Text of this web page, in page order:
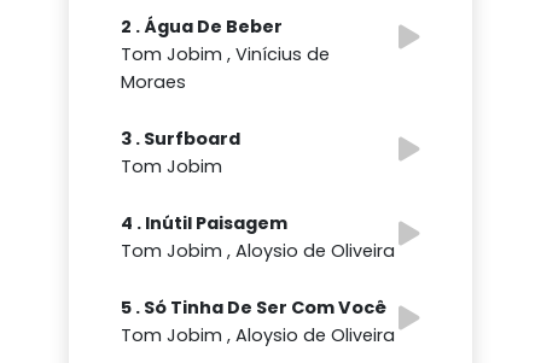
2 . Água De Beber
Tom Jobim , Vinícius de
Moraes
3 . Surfboard
Tom Jobim
4 . Inútil Paisagem
Tom Jobim , Aloysio de Oliveira
5 . Só Tinha De Ser Com Você
Tom Jobim , Aloysio de Oliveira